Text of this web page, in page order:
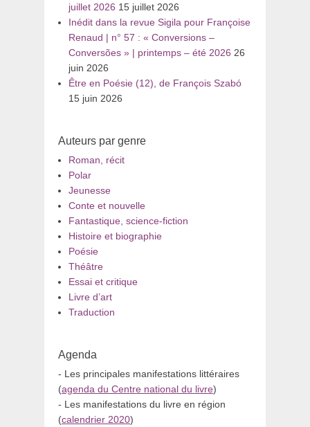
juillet 2026 15 juillet 2026
Inédit dans la revue Sigila pour Françoise
Renaud | n° 57 : « Conversions –
Conversões » | printemps – été 2026 26
juin 2026
Être en Poésie (12), de François Szabó
15 juin 2026
Auteurs par genre
Roman, récit
Polar
Jeunesse
Conte et nouvelle
Fantastique, science-fiction
Histoire et biographie
Poésie
Théâtre
Essai et critique
Livre d’art
Traduction
Agenda
- Les principales manifestations littéraires
(agenda du Centre national du livre)
- Les manifestations du livre en région
(calendrier 2020)